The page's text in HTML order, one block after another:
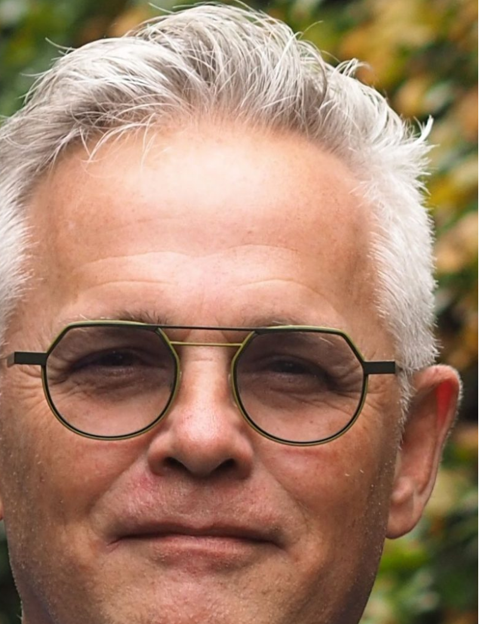
Klaas Gomes CPD
k.gomes@bizob.nl
Concerninkoper / Contractmanager Tenderdesk
Opleidingen
MMO-C
Nevi 1
Waar kan ik u bij helpen
Als concerninkoper openbare ruimte ondersteun ik u bij
het realiseren van inkooptrajecten die gericht zijn op
optimale voorwaarden en resultaten. Ik breng inhoudelijke
kennis van de markt mee en vertaal deze naar zorgvuldig
onderbouwde keuzes voor onze gemeenten. Daarnaast
stuur ik als teamcoördinator een deskundig team aan
binnen de Bizob-Tenderdesk. Ik bewaak de kwaliteit van
onze werkzaamheden, verzamel en borg vakinhoudelijke
kennis en zorg dat deze binnen het team wordt gedeeld en
toegepast. Door mijn positie ben ik goed op de hoogte van
actuele ontwikkelingen in de Bizob-regio, zowel bij
gemeenten als bij aannemers. Deze informatie zetten mijn
team en ik om in praktische en effectieve oplossingen die